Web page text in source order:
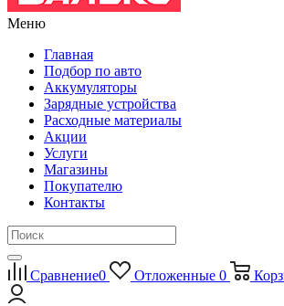
Меню
Главная
Подбор по авто
Аккумуляторы
Зарядные устройства
Расходные материалы
Акции
Услуги
Магазины
Покупателю
Контакты
Сравнение0 Отложенные 0